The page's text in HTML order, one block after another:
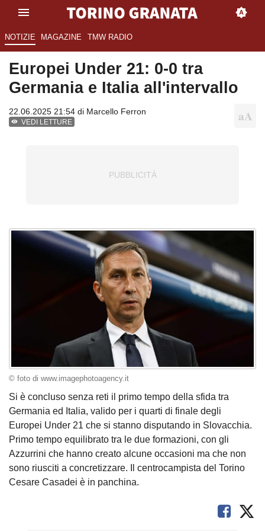
NOTIZIE MAGAZINE TMW RADIO
Europei Under 21: 0-0 tra
Germania e Italia all'intervallo
22.06.2025 21:54 di Marcello Ferron
VEDI LETTURE
© foto di www.imagephotoagency.it
Si è concluso senza reti il primo tempo della sfida tra
Germania ed Italia, valido per i quarti di finale degli
Europei Under 21 che si stanno disputando in Slovacchia.
Primo tempo equilibrato tra le due formazioni, con gli
Azzurrini che hanno creato alcune occasioni ma che non
sono riusciti a concretizzare. Il centrocampista del Torino
Cesare Casadei è in panchina.